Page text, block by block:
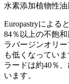
水素添加植物性
Europastryによる
84％以上の不飽
ラバージンオリ
も低くなってい
ラードは約40％
います。